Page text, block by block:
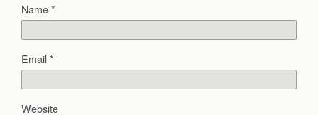
Name*
Email*
Website